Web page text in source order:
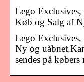
Lego
Køb og Salg af
Lego
Ny og
sendes på købers